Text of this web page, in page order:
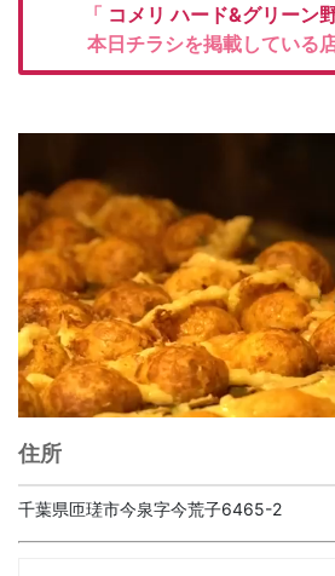
「 コメリハード&グリーン
本日チラシを掲載している
住所
千葉県匝瑳市今泉字今荒子6465-2